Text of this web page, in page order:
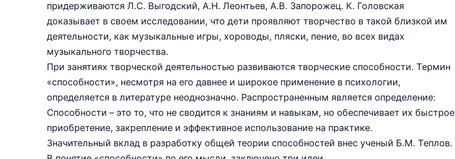
придерживаются Л.С. Выгодский, А.Н. Леонтьев, А.В. Запорожец. К. Головская
доказывает в своем исследовании, что дети проявляют творчество в такой близкой им
деятельности, как музыкальные игры, хороводы, пляски, пение, во всех видах
музыкального творчества.
При занятиях творческой деятельностью развиваются творческие способности. Термин
«способности», несмотря на его давнее и широкое применение в психологии,
определяется в литературе неоднозначно. Распространенным является определение:
Способности – это то, что не сводится к знаниям и навыкам, но обеспечивает их быстрое
приобретение, закрепление и эффективное использование на практике.
Значительный вклад в разработку общей теории способностей внес ученый Б.М. Теплов.